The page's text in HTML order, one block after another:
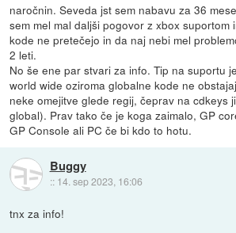
naročnin. Seveda jst sem nabavu za 36
sem mel mal daljši pogovor z xbox suportom
kode ne pretečejo in da naj nebi mel
2 leti.
No še ene par stvari za info. Tip na suportu
world wide oziroma globalne kode ne
neke omejitve glede regij, čeprav na cdkeys
global). Prav tako če je koga zaimalo, GP
GP Console ali PC če bi kdo to hotu.
Buggy
:: 14. sep 2023, 16:06
tnx za info!